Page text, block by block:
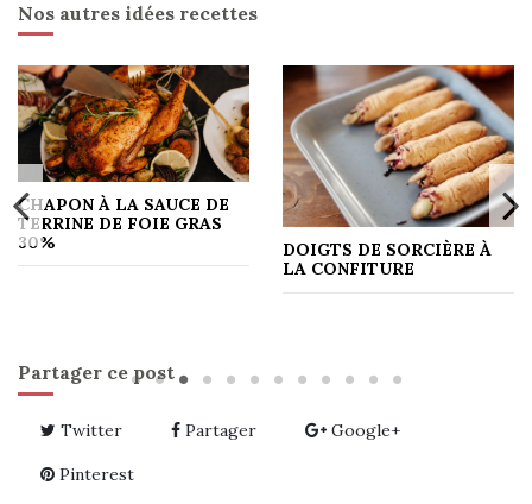
Nos autres idées recettes
CHAPON À LA SAUCE DE
TERRINE DE FOIE GRAS
30%
DOIGTS DE SORCIÈRE À
LA CONFITURE
Partager ce post
Twitter Partager Google+
Pinterest